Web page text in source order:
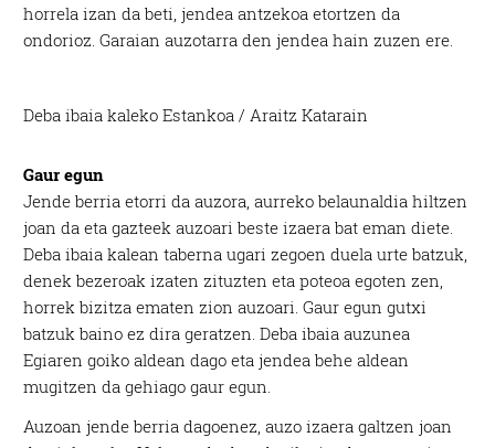
horrela izan da beti, jendea antzekoa etortzen da
ondorioz. Garaian auzotarra den jendea hain zuzen ere.
Deba ibaia kaleko Estankoa / Araitz Katarain
Gaur egun
Jende berria etorri da auzora, aurreko belaunaldia hiltzen
joan da eta gazteek auzoari beste izaera bat eman diete.
Deba ibaia kalean taberna ugari zegoen duela urte batzuk,
denek bezeroak izaten zituzten eta poteoa egoten zen,
horrek bizitza ematen zion auzoari. Gaur egun gutxi
batzuk baino ez dira geratzen. Deba ibaia auzunea
Egiaren goiko aldean dago eta jendea behe aldean
mugitzen da gehiago gaur egun.
Auzoan jende berria dagoenez, auzo izaera galtzen joan